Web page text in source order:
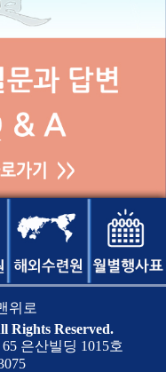
위로
Rights Reserved.
은산빌딩 1015호